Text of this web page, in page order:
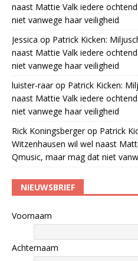
naast Mattie Valk iedere
niet vanwege haar veiligheid
Jessica op Patrick Kicken:
naast Mattie Valk iedere
niet vanwege haar veiligheid
luister-raarop Patrick Kicken:
naast Mattie Valk iedere
niet vanwege haar veiligheid
Rick Koningsbergerop Patrick
Witzenhausen wil wel naast
Qmusic, maar mag dat niet
NIEUWSBRIEF
Voornaam
Achternaam